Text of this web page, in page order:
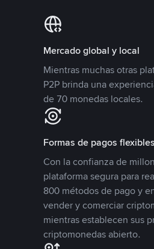
Mercado global y local
Mientras muchas otras
P2P brinda una
de 70 monedas locales.
Formas de pagos flexibles
Con la confianza de
plataforma segura para
800 métodos de pago y
vender y comerciar
mientras establecen sus
criptomonedas abierto.